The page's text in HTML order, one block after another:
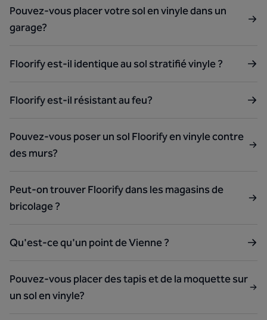
Pouvez-vous placer votre sol en vinyle dans un
garage?
Floorify est-il identique au sol stratifié vinyle ?
Floorify est-il résistant au feu?
Pouvez-vous poser un sol Floorify en vinyle contre
des murs?
Peut-on trouver Floorify dans les magasins de
bricolage ?
Qu'est-ce qu'un point de Vienne ?
Pouvez-vous placer des tapis et de la moquette sur
un sol en vinyle?